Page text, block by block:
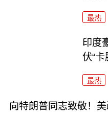
最热
印度
伏“卡
最热
向特朗普同志致敬！